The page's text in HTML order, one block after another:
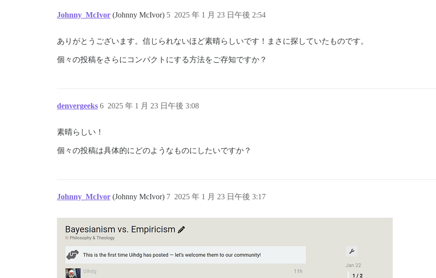
    max-width: 146px !important;
Johnny_McIvor (Johnny McIvor) 2025 年 1 月 23 日午後 2:54
5
ありがとうございます。信じられないほど素晴らしいです！まさに探していたものです。
個々の投稿をさらにコンパクトにする方法をご存知ですか？
denvergeeks 2025 年 1 月 23 日午後 3:08
6
素晴らしい！
個々の投稿は具体的にどのようなものにしたいですか？
Johnny_McIvor (Johnny McIvor) 2025 年 1 月 23 日午後 3:17
7